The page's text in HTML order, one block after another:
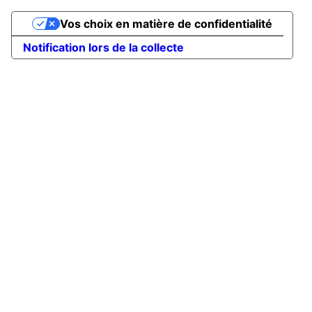
Notification lors de la collecte
Vos choix en matière de confidentialité